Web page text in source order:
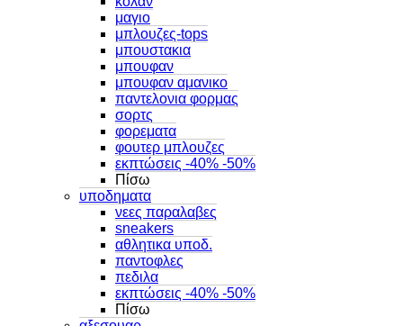
μαγιο
μπλουζες-tops
μπουστακια
μπουφαν
μπουφαν αμανικο
παντελονια φορμας
σορτς
φορεματα
φουτερ μπλουζες
εκπτώσεις -40% -50%
Πίσω
υποδηματα
νεες παραλαβες
sneakers
αθλητικα υποδ.
παντοφλες
πεδιλα
εκπτώσεις -40% -50%
Πίσω